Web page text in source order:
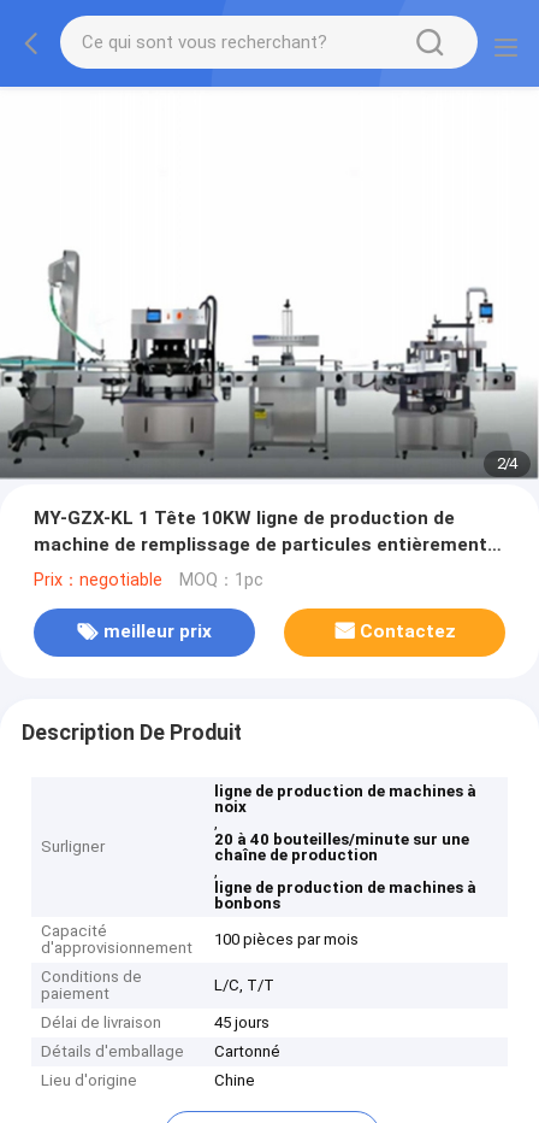
2/4
MY-GZX-KL 1 Tête 10KW ligne de production de
machine de remplissage de particules entièrement
automatique ± 1-2% Pour les noix de bonbon 20-40
Prix：negotiable MOQ：1pc
meilleur prix Contactez
Description De Produit
Surligner
ligne de production de machines à
noix
,
20 à 40 bouteilles/minute sur une
chaîne de production
,
ligne de production de machines à
bonbons
Capacité
d'approvisionnement
100 pièces par mois
Conditions de
paiement
L/C, T/T
Délai de livraison
45 jours
Détails d'emballage
Cartonné
Lieu d'origine
Chine